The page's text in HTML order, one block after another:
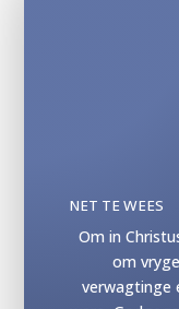
NET TE WEES
Om in
om
verwagtinge